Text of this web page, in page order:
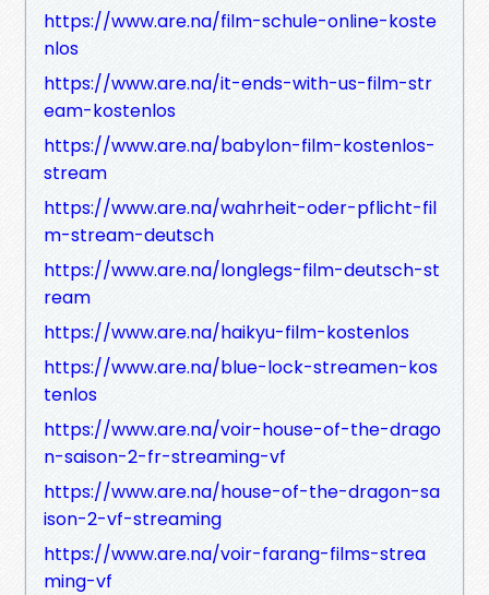
https://www.are.na/film-schule-online-koste
nlos
https://www.are.na/it-ends-with-us-film-str
eam-kostenlos
https://www.are.na/babylon-film-kostenlos-
stream
https://www.are.na/wahrheit-oder-pflicht-fil
m-stream-deutsch
https://www.are.na/longlegs-film-deutsch-st
ream
https://www.are.na/haikyu-film-kostenlos
https://www.are.na/blue-lock-streamen-kos
tenlos
https://www.are.na/voir-house-of-the-drago
n-saison-2-fr-streaming-vf
https://www.are.na/house-of-the-dragon-sa
ison-2-vf-streaming
https://www.are.na/voir-farang-films-strea
ming-vf